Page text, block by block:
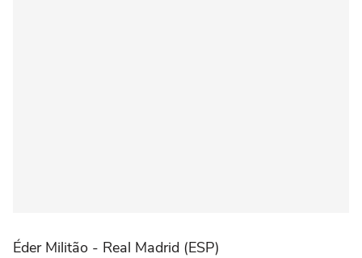
Éder Militão - Real Madrid (ESP)